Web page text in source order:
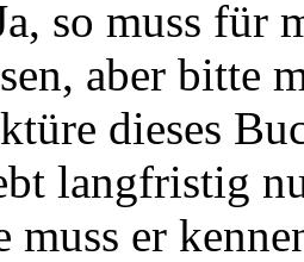
so muss für
aber bitte
dieses
langfristig
muss er